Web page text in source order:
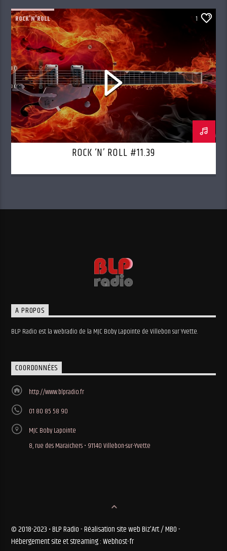
ROCK'N'ROLL 1
ROCK ‘N’ ROLL #11.39
A PROPOS
BLP Radio est la webradio de la MJC Boby Lapointe de Villebon sur Yvette.
COORDONNÉES
http://www.blpradio.fr
01 80 85 58 90
MJC Boby Lapointe
8, rue des Maraichers • 91140 Villebon-sur-Yvette
© 2018-2023 • BLP Radio - Réalisation site web Biz'Art / MBO -
Hébergement site et streaming : Webhost-fr